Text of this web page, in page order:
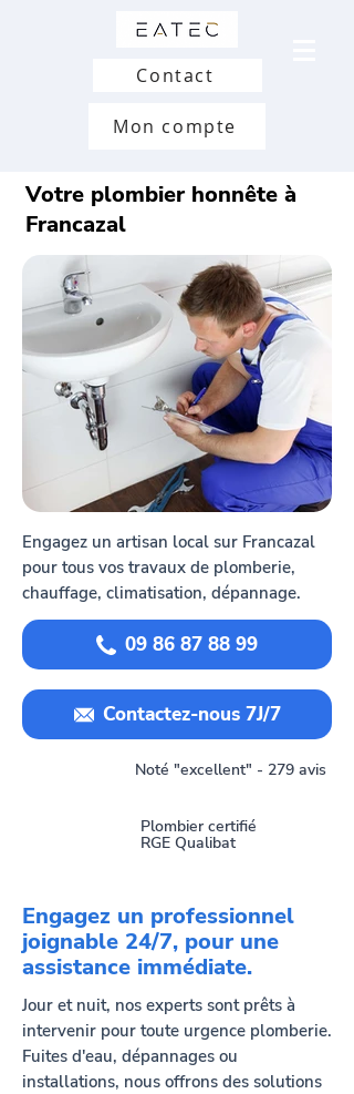
Contact
Mon compte
Votre plombier honnête à
Francazal
Engagez un artisan local sur Francazal
pour tous vos travaux de plomberie,
chauffage, climatisation, dépannage.
09 86 87 88 99
Contactez-nous 7J/7
Noté "excellent" - 279 avis
Plombier certifié
RGE Qualibat
Engagez un professionnel
joignable 24/7, pour une
assistance immédiate.
Jour et nuit, nos experts sont prêts à
intervenir pour toute urgence plomberie.
Fuites d'eau, dépannages ou
installations, nous offrons des solutions